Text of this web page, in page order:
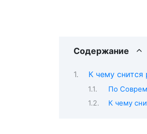
Содержание
К чему снится
По
К чему